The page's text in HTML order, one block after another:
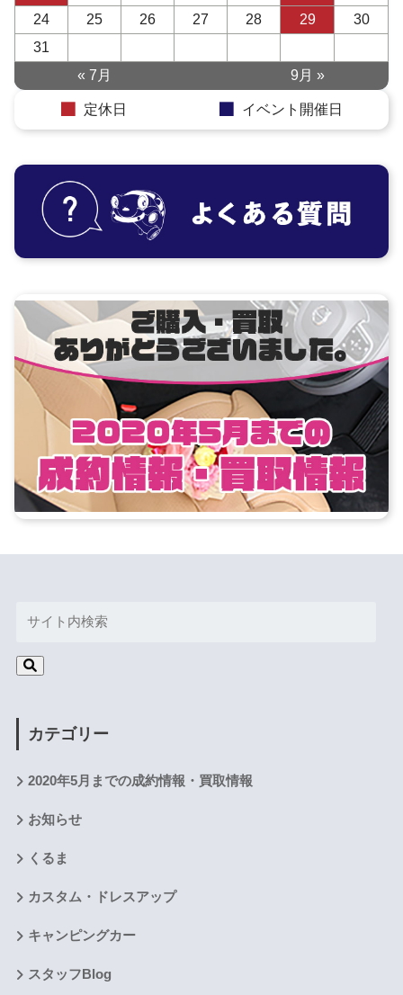
24
25 26 27 28 29
30
31
« 7月
9月 »
定休日 イベント開催日
カテゴリー
2020年5月までの成約情報・買取情報
お知らせ
くるま
カスタム・ドレスアップ
キャンピングカー
スタッフBlog